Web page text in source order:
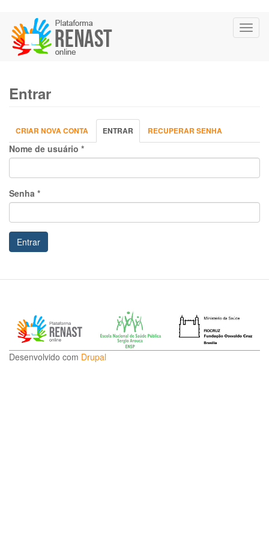
para
conteúdo
Entrar
Abas
primárias
CRIAR NOVA CONTA ENTRAR (ABA
ATIVA)
RECUPERAR SENHA
Nome de usuário *
Senha *
Entrar
Desenvolvido com Drupal